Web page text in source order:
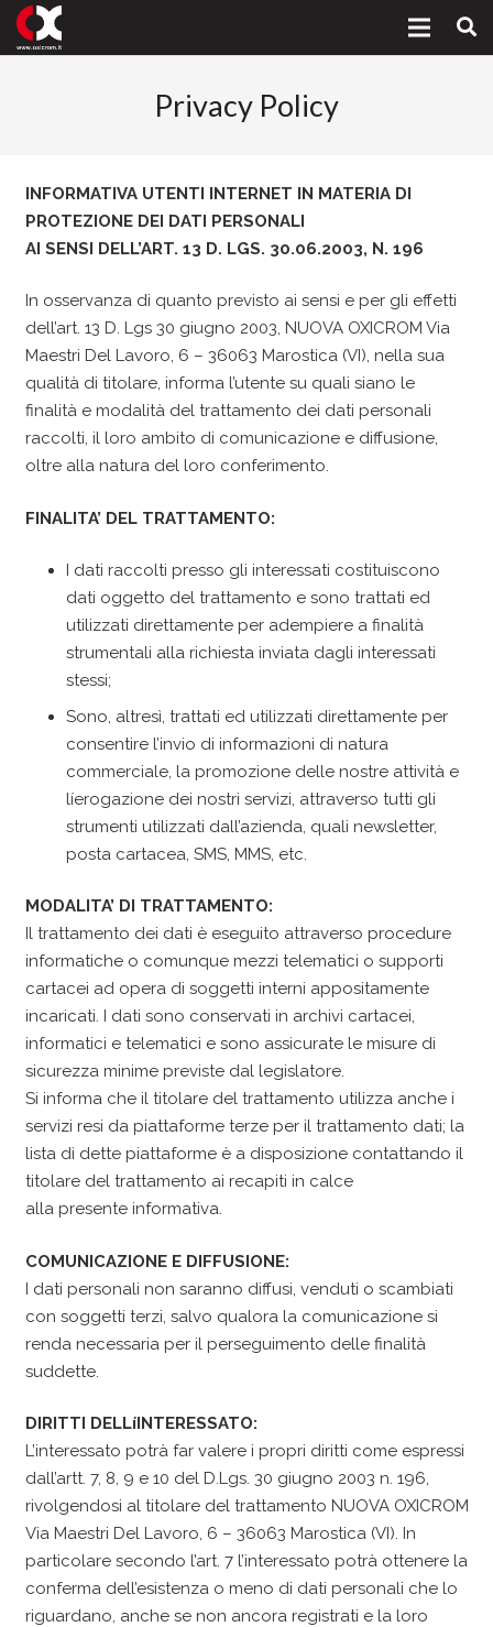
Privacy Policy
INFORMATIVA UTENTI INTERNET IN MATERIA DI
PROTEZIONE DEI DATI PERSONALI
AI SENSI DELL’ART. 13 D. LGS. 30.06.2003, N. 196
In osservanza di quanto previsto ai sensi e per gli effetti
dell’art. 13 D. Lgs 30 giugno 2003, NUOVA OXICROM Via
Maestri Del Lavoro, 6 – 36063 Marostica (VI), nella sua
qualità di titolare, informa l’utente su quali siano le
finalità e modalità del trattamento dei dati personali
raccolti, il loro ambito di comunicazione e diffusione,
oltre alla natura del loro conferimento.
FINALITA’ DEL TRATTAMENTO:
I dati raccolti presso gli interessati costituiscono
dati oggetto del trattamento e sono trattati ed
utilizzati direttamente per adempiere a finalità
strumentali alla richiesta inviata dagli interessati
stessi;
Sono, altresì, trattati ed utilizzati direttamente per
consentire l’invio di informazioni di natura
commerciale, la promozione delle nostre attività e
líerogazione dei nostri servizi, attraverso tutti gli
strumenti utilizzati dall’azienda, quali newsletter,
posta cartacea, SMS, MMS, etc.
MODALITA’ DI TRATTAMENTO:
Il trattamento dei dati è eseguito attraverso procedure
informatiche o comunque mezzi telematici o supporti
cartacei ad opera di soggetti interni appositamente
incaricati. I dati sono conservati in archivi cartacei,
informatici e telematici e sono assicurate le misure di
sicurezza minime previste dal legislatore.
Si informa che il titolare del trattamento utilizza anche i
servizi resi da piattaforme terze per il trattamento dati; la
lista di dette piattaforme è a disposizione contattando il
titolare del trattamento ai recapiti in calce
alla presente informativa.
COMUNICAZIONE E DIFFUSIONE:
I dati personali non saranno diffusi, venduti o scambiati
con soggetti terzi, salvo qualora la comunicazione si
renda necessaria per il perseguimento delle finalità
suddette.
DIRITTI DELLíINTERESSATO:
L’interessato potrà far valere i propri diritti come espressi
dall’artt. 7, 8, 9 e 10 del D.Lgs. 30 giugno 2003 n. 196,
rivolgendosi al titolare del trattamento NUOVA OXICROM
Via Maestri Del Lavoro, 6 – 36063 Marostica (VI). In
particolare secondo l’art. 7 l’interessato potrà ottenere la
conferma dell’esistenza o meno di dati personali che lo
riguardano, anche se non ancora registrati e la loro